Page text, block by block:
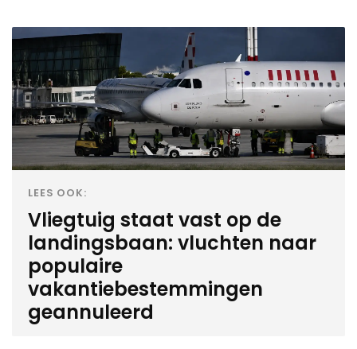
LEES OOK:
Vliegtuig staat vast op de
landingsbaan: vluchten naar
populaire
vakantiebestemmingen
geannuleerd